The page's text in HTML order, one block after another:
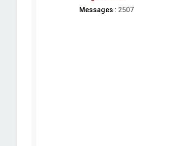
Messages : 2507